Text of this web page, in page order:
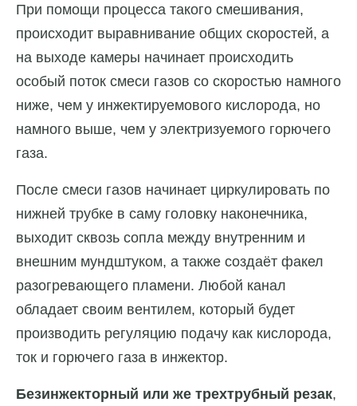
При помощи процесса такого смешивания,
происходит выравнивание общих скоростей, а
на выходе камеры начинает происходить
особый поток смеси газов со скоростью намного
ниже, чем у инжектируемового кислорода, но
намного выше, чем у электризуемого горючего
газа.
После смеси газов начинает циркулировать по
нижней трубке в саму головку наконечника,
выходит сквозь сопла между внутренним и
внешним мундштуком, а также создаёт факел
разогревающего пламени. Любой канал
обладает своим вентилем, который будет
производить регуляцию подачу как кислорода,
ток и горючего газа в инжектор.
Безинжекторный или же трехтрубный резак,